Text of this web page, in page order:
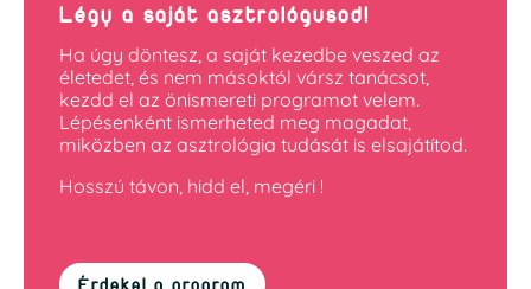
Légy a saját asztrológusod!
Ha úgy döntesz, a saját kezedbe veszed az
életedet, és nem másoktól vársz tanácsot,
kezdd el az önismereti programot velem.
Lépésenként ismerheted meg magadat,
miközben az asztrológia tudását is elsajátítod.
Hosszú távon, hidd el, megéri !